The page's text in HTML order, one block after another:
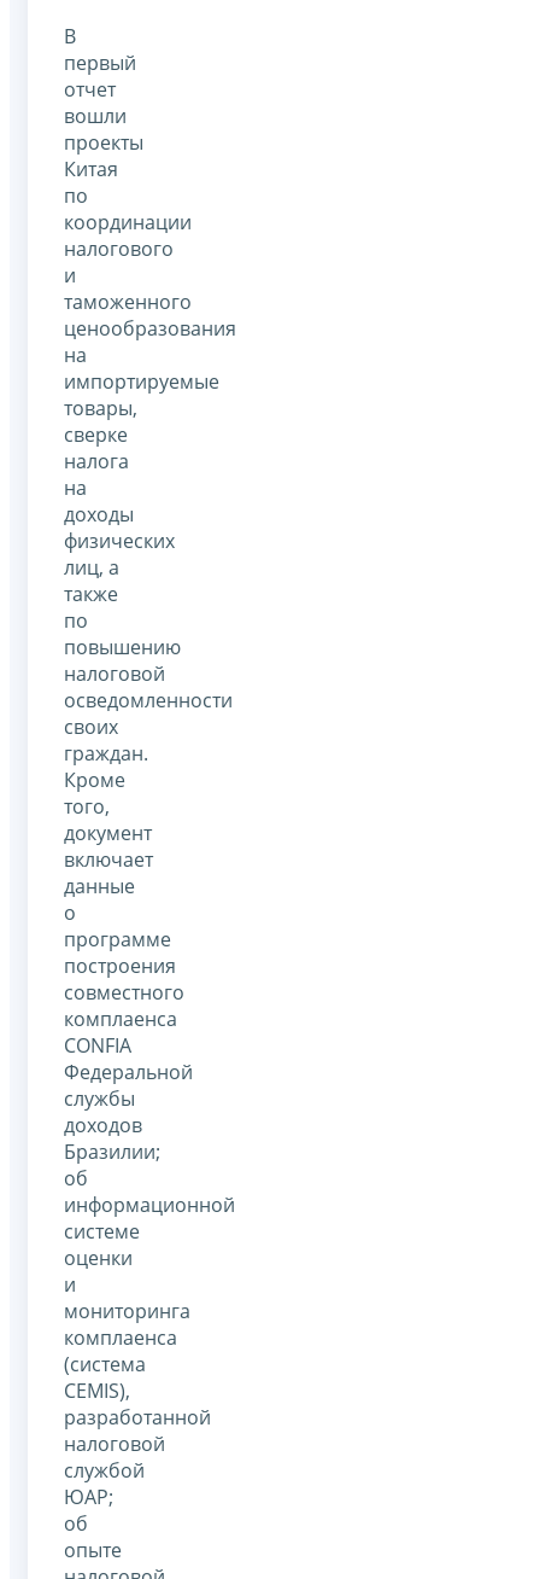
В
первый
отчет
вошли
проекты
Китая
по
координации
налогового
и
таможенного
ценообразования
на
импортируемые
товары,
сверке
налога
на
доходы
физических
лиц, а
также
по
повышению
налоговой
осведомленности
своих
граждан.
Кроме
того,
документ
включает
данные
о
программе
построения
совместного
комплаенса
CONFIA
Федеральной
службы
доходов
Бразилии;
об
информационной
системе
оценки
и
мониторинга
комплаенса
(система
CEMIS),
разработанной
налоговой
службой
ЮАР;
об
опыте